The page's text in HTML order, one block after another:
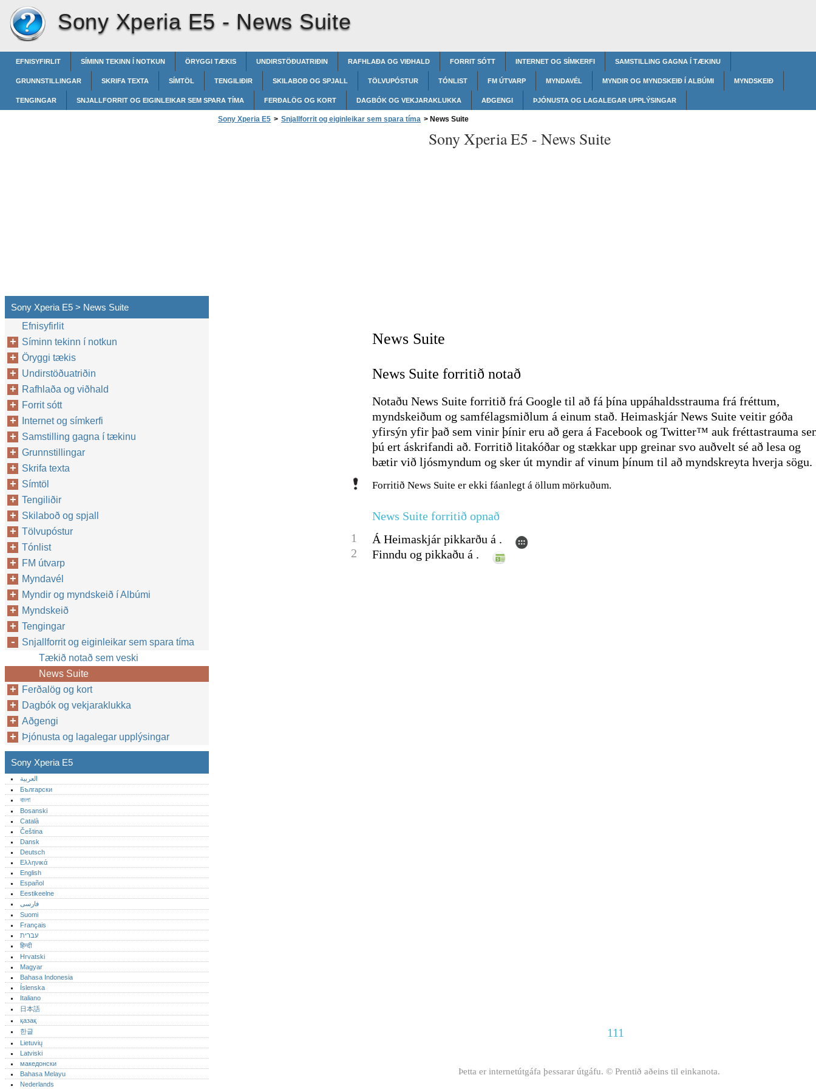
Sony Xperia E5 - News Suite
EFNISYFIRLIT SÍMINN TEKINN Í NOTKUN ÖRYGGI TÆKIS UNDIRSTÖÐUATRIÐIN RAFHLAÐA OG VIÐHALD FORRIT SÓTT INTERNET OG SÍMKERFI SAMSTILLING GAGNA Í TÆKINU
GRUNNSTILLINGAR SKRIFA TEXTA SÍMTÖL TENGILIÐIR SKILABOÐ OG SPJALL TÖLVUPÓSTUR TÓNLIST FM ÚTVARP MYNDAVÉL MYNDIR OG MYNDSKEIÐ Í ALBÚMI MYNDSKEIÐ
TENGINGAR SNJALLFORRIT OG EIGINLEIKAR SEM SPARA TÍMA FERÐALÖG OG KORT DAGBÓK OG VEKJARAKLUKKA AÐGENGI ÞJÓNUSTA OG LAGALEGAR UPPLÝSINGAR
Sony Xperia E5 > Snjallforrit og eiginleikar sem spara tíma > News Suite
Sony Xperia E5 - News Suite
News Suite
News Suite forritið notað
Notaðu News Suite forritið frá Google til að fá þína uppáhaldsstrauma frá fréttum,
myndskeiðum og samfélagsmiðlum á einum stað. Heimaskjár News Suite veitir góða
yfirsýn yfir það sem vinir þínir eru að gera á Facebook og Twitter™ auk fréttastrauma
þú ert áskrifandi að. Forritið litakóðar og stækkar upp greinar svo auðvelt sé að lesa og
bætir við ljósmyndum og sker út myndir af vinum þínum til að myndskreyta hverja sögu.
Forritið News Suite er ekki fáanlegt á öllum mörkuðum.
News Suite forritið opnað
1
Á Heimaskjár pikkarðu á .
2
Finndu og pikkaðu á .
111
Þetta er internetútgáfa þessarar útgáfu. © Prentið aðeins til einkanota.
Sony Xperia E5 > News Suite
Efnisyfirlit
Síminn tekinn í notkun
Öryggi tækis
Undirstöðuatriðin
Rafhlaða og viðhald
Forrit sótt
Internet og símkerfi
Samstilling gagna í tækinu
Grunnstillingar
Skrifa texta
Símtöl
Tengiliðir
Skilaboð og spjall
Tölvupóstur
Tónlist
FM útvarp
Myndavél
Myndir og myndskeið í Albúmi
Myndskeið
Tengingar
Snjallforrit og eiginleikar sem spara tíma
Tækið notað sem veski
News Suite
Ferðalög og kort
Dagbók og vekjaraklukka
Aðgengi
Þjónusta og lagalegar upplýsingar
Sony Xperia E5
العربية
Български
বাংলা
Bosanski
Català
Čeština
Dansk
Deutsch
Ελληνικά
English
Español
Eestikeelne
فارسی
Suomi
Français
עברית
हिन्दी
Hrvatski
Magyar
Bahasa Indonesia
Íslenska
Italiano
日本語
қазақ
한글
Lietuvių
Latviski
македонски
Bahasa Melayu
Nederlands